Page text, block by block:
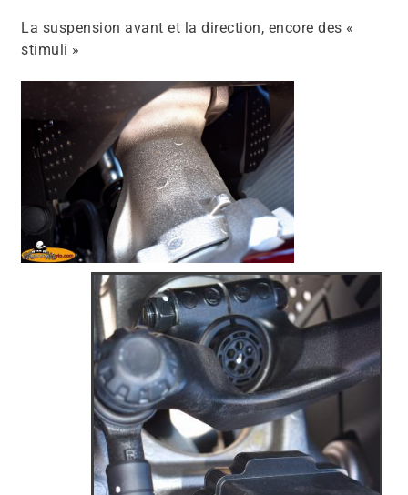
La suspension avant et la direction, encore des «
stimuli »